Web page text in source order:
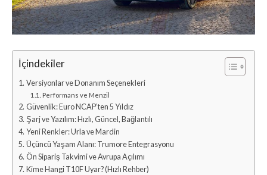
İçindekiler
Versiyonlar ve Donanım Seçenekleri
Performans ve Menzil
Güvenlik: Euro NCAP’ten 5 Yıldız
Şarj ve Yazılım: Hızlı, Güncel, Bağlantılı
Yeni Renkler: Urla ve Mardin
Üçüncü Yaşam Alanı: Trumore Entegrasyonu
Ön Sipariş Takvimi ve Avrupa Açılımı
Kime Hangi T10F Uyar? (Hızlı Rehber)